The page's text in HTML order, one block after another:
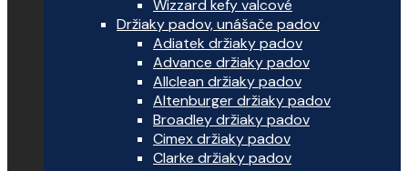
Wizzard kefy valcové
Držiaky padov, unášače padov
Adiatek držiaky padov
Advance držiaky padov
Allclean držiaky padov
Altenburger držiaky padov
Broadley držiaky padov
Cimex držiaky padov
Clarke držiaky padov